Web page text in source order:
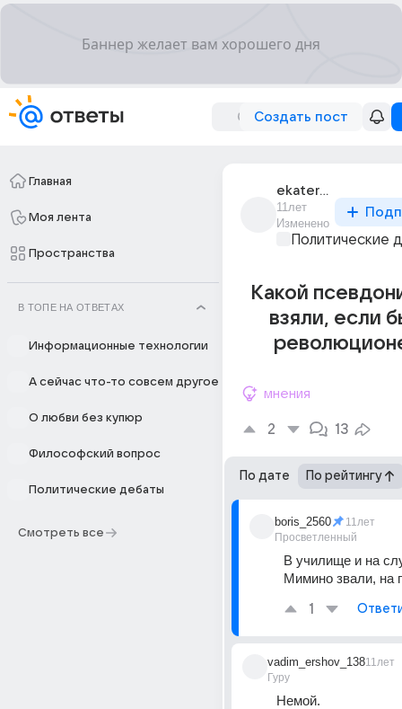
Создать пост
Главная
Моя лента
Пространства
В ТОПЕ НА ОТВЕТАХ
Информационные технологии
А сейчас что-то совсем другое
О любви без купюр
Философский вопрос
Политические дебаты
Смотреть все
ekaterina_57532
11лет
Изменено
Политические
Какой
взяли, если
мнения
2 13
По дате По рейтингу
boris_2560
Просветленный
11лет
В училище и на
Мимино звали, на
1
vadim_ershov_138
Гуру
11лет
Немой.